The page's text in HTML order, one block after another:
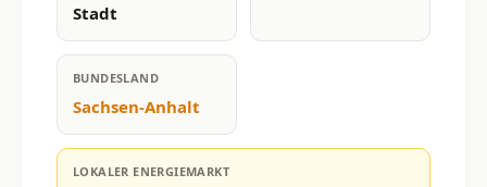
Stadt
BUNDESLAND
Sachsen-Anhalt
LOKALER ENERGIEMARKT